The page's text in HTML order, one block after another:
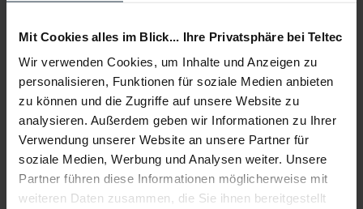
Mit Cookies alles im Blick... Ihre Privatsphäre bei Teltec
Wir verwenden Cookies, um Inhalte und Anzeigen zu
personalisieren, Funktionen für soziale Medien anbieten
zu können und die Zugriffe auf unsere Website zu
analysieren. Außerdem geben wir Informationen zu Ihrer
Verwendung unserer Website an unsere Partner für
soziale Medien, Werbung und Analysen weiter. Unsere
Partner führen diese Informationen möglicherweise mit
weiteren Daten zusammen, die Sie ihnen bereitgestellt
Infos zu Hersteller & Produktsicherheit
Folgende Infos zum Hersteller sind verfübar......
Weitere Artikel von Osprey ansehen